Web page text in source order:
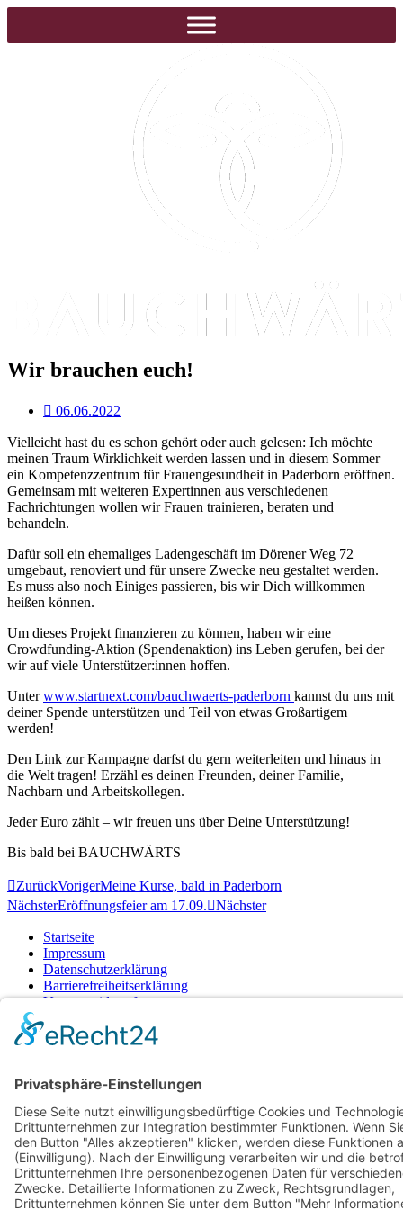
Wir brauchen euch!
06.06.2022
Vielleicht hast du es schon gehört oder auch gelesen: Ich möchte
meinen Traum Wirklichkeit werden lassen und in diesem Sommer
ein Kompetenzzentrum für Frauengesundheit in Paderborn eröffnen.
Gemeinsam mit weiteren Expertinnen aus verschiedenen
Fachrichtungen wollen wir Frauen trainieren, beraten und
behandeln.
Dafür soll ein ehemaliges Ladengeschäft im Dörener Weg 72
umgebaut, renoviert und für unsere Zwecke neu gestaltet werden.
Es muss also noch Einiges passieren, bis wir Dich willkommen
heißen können.
Um dieses Projekt finanzieren zu können, haben wir eine
Crowdfunding-Aktion (Spendenaktion) ins Leben gerufen, bei der
wir auf viele Unterstützer:innen hoffen.
Unterwww.startnext.com/bauchwaerts-paderborn kannst du uns mit
deiner Spende unterstützen und Teil von etwas Großartigem
werden!
Den Link zur Kampagne darfst du gern weiterleiten und hinaus in
die Welt tragen! Erzähl es deinen Freunden, deiner Familie,
Nachbarn und Arbeitskollegen.
Jeder Euro zählt – wir freuen uns über Deine Unterstützung!
Bis bald bei BAUCHWÄRTS
ZurückVorigerMeine Kurse, bald in Paderborn
NächsterEröffnungsfeier am 17.09. Nächster
Startseite
Impressum
Datenschutzerklärung
Barrierefreiheitserklärung
Vertrag widerrufen
Zahlung & Versand
Gutschein
Startseite
Impressum
Datenschutzerklärung
Barrierefreiheitserklärung
Vertrag widerrufen
AGB
Zahlung & Versand
Gutschein